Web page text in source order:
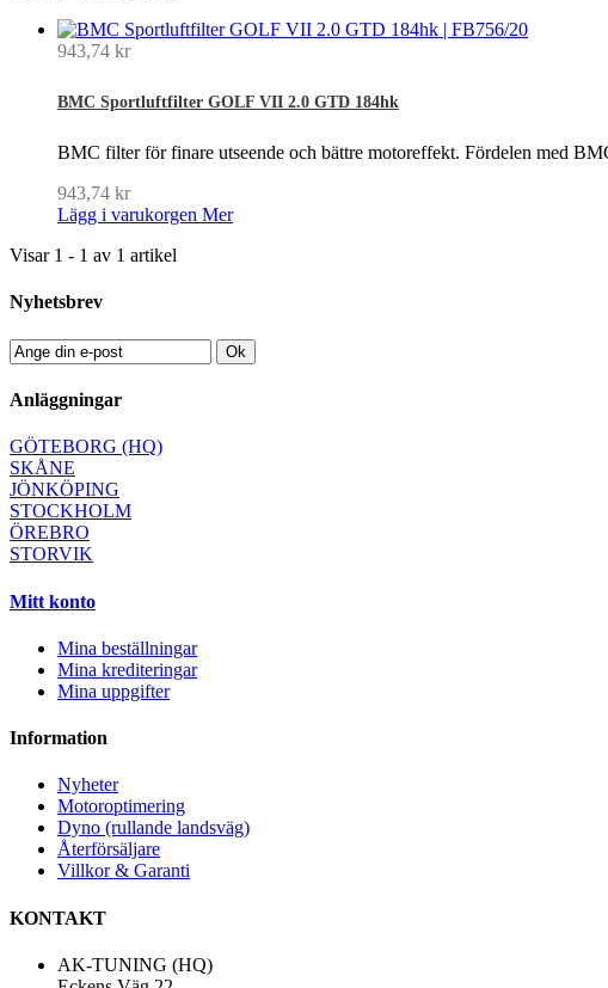
943,74 kr
BMC Sportluftfilter GOLF VII 2.0 GTD 184hk
BMC filter för finare utseende och bättre motoreffekt. Fördelen med
943,74 kr
Lägg i varukorgen Mer
Visar 1 - 1 av 1 artikel
Nyhetsbrev
Ok
Anläggningar
GÖTEBORG (HQ)
SKÅNE
JÖNKÖPING
STOCKHOLM
ÖREBRO
STORVIK
Mitt konto
Mina beställningar
Mina krediteringar
Mina uppgifter
Information
Nyheter
Motoroptimering
Dyno (rullande landsväg)
Återförsäljare
Villkor & Garanti
KONTAKT
AK-TUNING (HQ)